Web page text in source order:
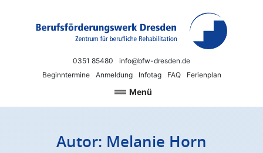
0351 85480
info@bfw-dresden.de
Beginntermine
Anmeldung Infotag FAQ Ferienplan
Berufsförderungswerk Dresden
Neue Chancen für Beruf und Arbeit
Menü
Autor: Melanie Horn